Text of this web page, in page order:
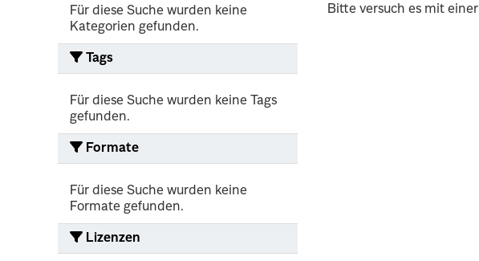
Für diese Suche wurden keine
Kategorien gefunden.
Tags
Für diese Suche wurden keine Tags
gefunden.
Formate
Für diese Suche wurden keine
Formate gefunden.
Lizenzen
Bitte versuch es mit